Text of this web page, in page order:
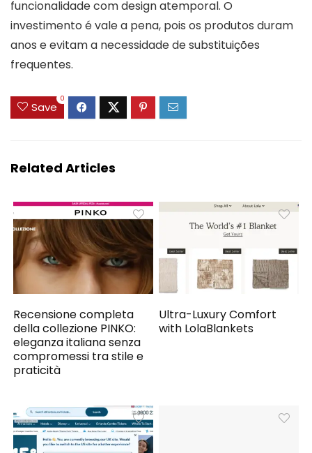
funcionalidade com design atemporal. O
investimento é vale a pena, pois os produtos duram
anos e evitam a necessidade de substituições
frequentes.
Save
0
Related Articles
Recensione completa
della collezione PINKO:
eleganza italiana senza
compromessi tra stile e
praticità
Ultra-Luxury Comfort
with LolaBlankets